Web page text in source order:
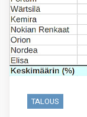
TALOUS